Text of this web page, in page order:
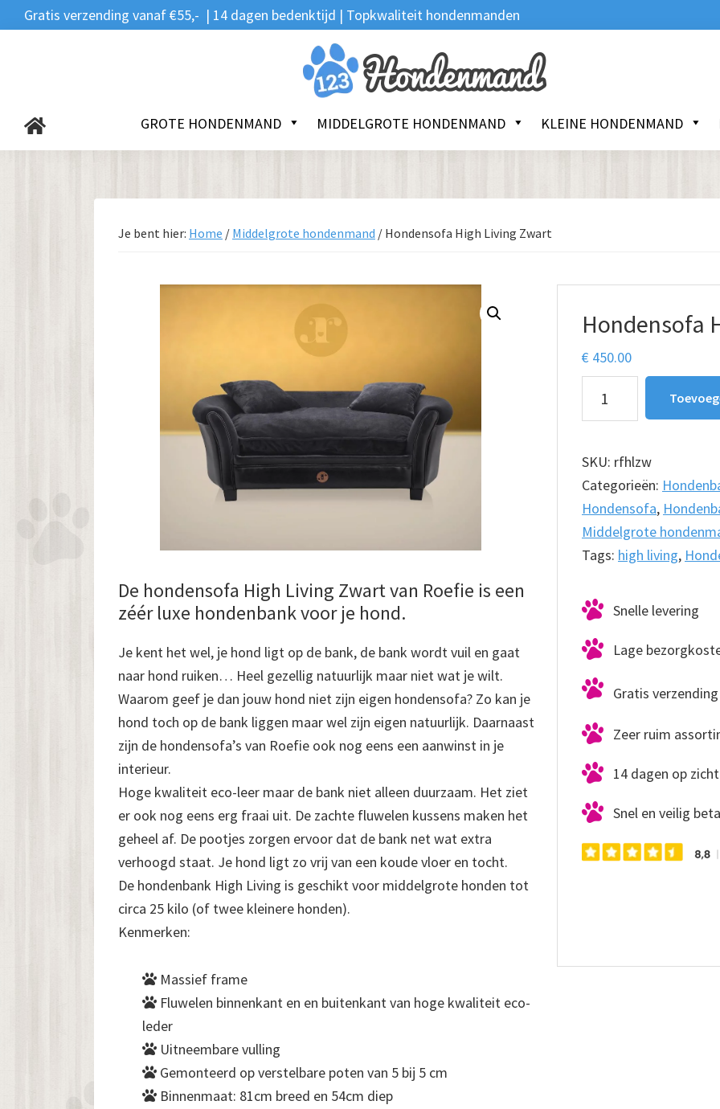
Spring
naar
Door
naar
Spring
naar
Gratis verzending vanaf €55,- | 14 dagen bedenktijd | Topkwaliteit hondenmanden
GROTE HONDENMAND MIDDELGROTE HONDENMAND KLEINE HONDENMAND
naar:
Je bent hier: Home / Middelgrote hondenmand / Hondensofa High Living Zwart
Hondensofa
€ 450.00
High
Zwart
aantal
SKU: rfhlzw
Categorieën:
Hondensofa,
Middelgrote
Tags: high living,
Snelle levering
Lage
Gratis
Zeer ruim
14 dagen op zicht
Snel en veilig
De hondensofa High Living Zwart van Roefie is een
zéér luxe hondenbank voor je hond.
Je kent het wel, je hond ligt op de bank, de bank wordt vuil en gaat
naar hond ruiken… Heel gezellig natuurlijk maar niet wat je wilt.
Waarom geef je dan jouw hond niet zijn eigen hondensofa? Zo kan je
hond toch op de bank liggen maar wel zijn eigen natuurlijk. Daarnaast
zijn de hondensofa’s van Roefie ook nog eens een aanwinst in je
interieur.
Hoge kwaliteit eco-leer maar de bank niet alleen duurzaam. Het ziet
er ook nog eens erg fraai uit. De zachte fluwelen kussens maken het
geheel af. De pootjes zorgen ervoor dat de bank net wat extra
verhoogd staat. Je hond ligt zo vrij van een koude vloer en tocht.
De hondenbank High Living is geschikt voor middelgrote honden tot
circa 25 kilo (of twee kleinere honden).
Kenmerken:
Massief frame
Fluwelen binnenkant en en buitenkant van hoge kwaliteit eco-
leder
Uitneembare vulling
Gemonteerd op verstelbare poten van 5 bij 5 cm
Binnenmaat: 81cm breed en 54cm diep